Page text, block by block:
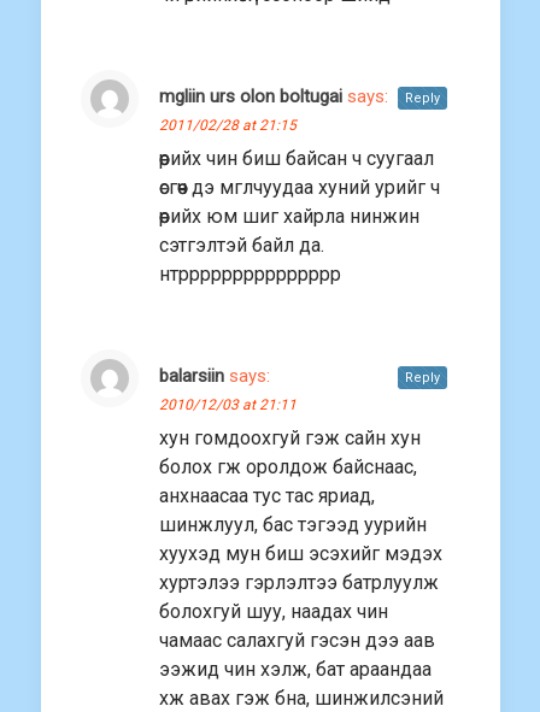
mgliin urs olon boltugai says:
2011/02/28 at 21:15
өөрийх чин биш байсан ч суугаал
өсгөөч дэ мглчуудаа хуний урийг ч
өөрийх юм шиг хайрла нинжин
сэтгэлтэй байл да.
нтррррррррррррррр
Reply
balarsiin says:
2010/12/03 at 21:11
хун гомдоохгуй гэж сайн хун
болох гж оролдож байснаас,
анхнаасаа тус тас яриад,
шинжлуул, бас тэгээд уурийн
хуухэд мун биш эсэхийг мэдэх
хуртэлээ гэрлэлтээ батрлуулж
болохгуй шуу, наадах чин
чамаас салахгуй гэсэн дээ аав
ээжид чин хэлж, бат араандаа
хж авах гэж бна, шинжилсэний
Reply